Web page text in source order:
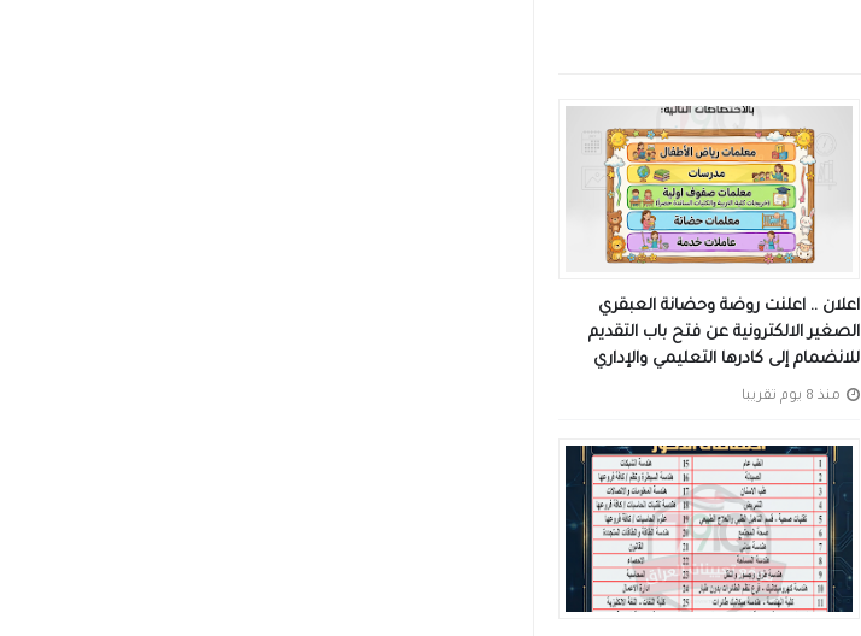
اعلان .. اعلنت روضة وحضانة العبقري
الصغير الالكترونية عن فتح باب التقديم
للانضمام إلى كادرها التعليمي والإداري
منذ 8 يوم تقريبا